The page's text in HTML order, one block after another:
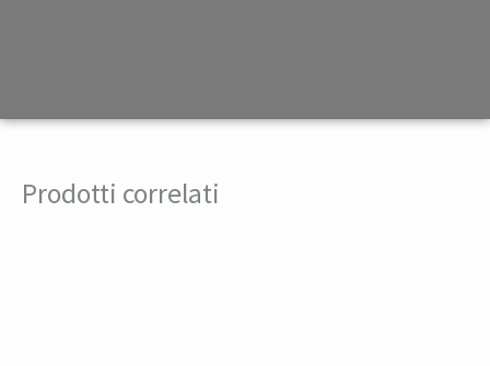
Prodotti correlati